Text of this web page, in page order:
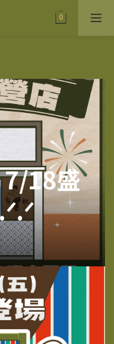
7/18盛